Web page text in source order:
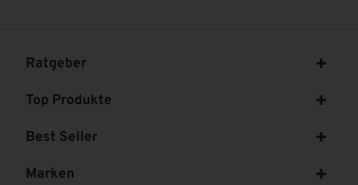
Ratgeber
Top Produkte
Best Seller
Marken